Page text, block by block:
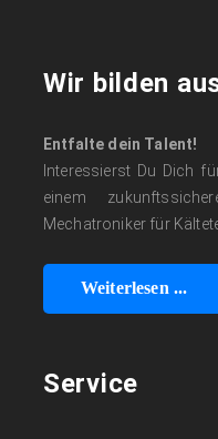
Wir bilden
Entfalte dein Talent!
Interessierst Du Dich
einem
Mechatroniker für
Weiterlesen ...
Service